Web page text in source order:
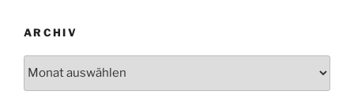
ARCHIV